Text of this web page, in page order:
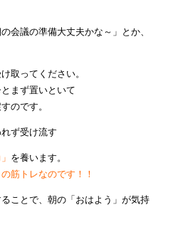
会議の準備大丈夫かな～」とか、
取ってください。
まず置いといて
のです。
ず受け流す
を養います。
筋トレなのです！！
ことで、朝の「おはよう」が気持